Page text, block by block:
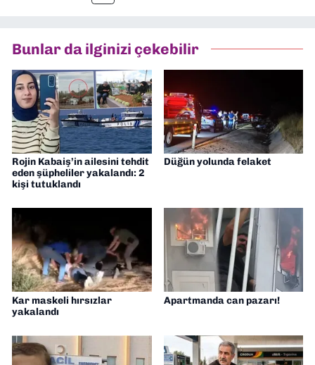
müdürü olarak görev yaptım. Ayrıca Yeni
Gazetesi'nde editörlük yapıyorum
Bunlar da ilginizi çekebilir
Rojin Kabaiş’in ailesini tehdit
eden şüpheliler yakalandı: 2
kişi tutuklandı
Düğün yolunda felaket
Kar maskeli hırsızlar
yakalandı
Apartmanda can pazarı!